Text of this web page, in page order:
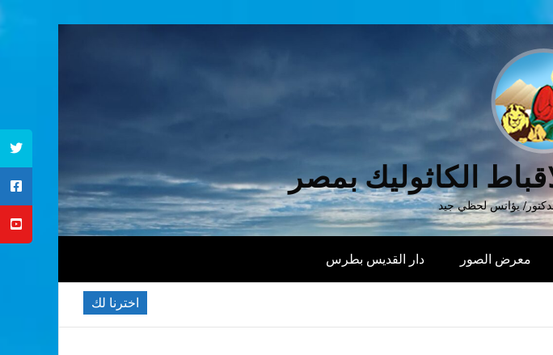
الكاثوليك بمصر
يؤانس لحظي جيد
معرض الصور دار القديس بطرس
اخترنا لك